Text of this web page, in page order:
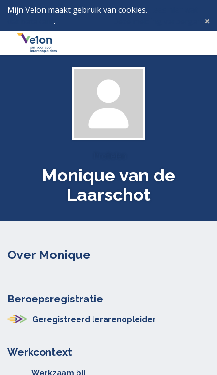
Mijn Velon maakt gebruik van cookies.
.
Menu
Monique van de
Laarschot
Over Monique
Beroepsregistratie
Geregistreerd lerarenopleider
Werkcontext
Werkzaam bij